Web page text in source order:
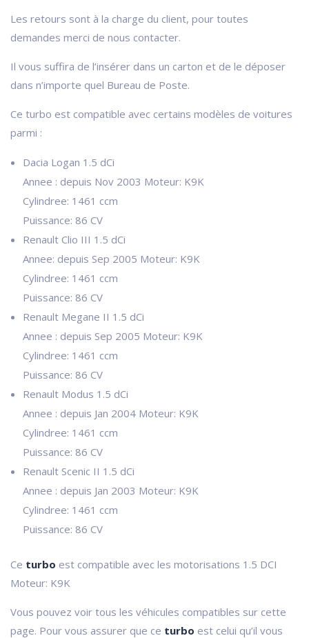
Les retours sont à la charge du client, pour toutes
demandes merci de nous contacter.
Il vous suffira de l’insérer dans un carton et de le déposer
dans n’importe quel Bureau de Poste.
Ce turbo est compatible avec certains modèles de voitures
parmi :
Dacia Logan 1.5 dCi
Annee : depuis Nov 2003 Moteur: K9K
Cylindree: 1461 ccm
Puissance: 86 CV
Renault Clio III 1.5 dCi
Annee: depuis Sep 2005 Moteur: K9K
Cylindree: 1461 ccm
Puissance: 86 CV
Renault Megane II 1.5 dCi
Annee : depuis Sep 2005 Moteur: K9K
Cylindree: 1461 ccm
Puissance: 86 CV
Renault Modus 1.5 dCi
Annee : depuis Jan 2004 Moteur: K9K
Cylindree: 1461 ccm
Puissance: 86 CV
Renault Scenic II 1.5 dCi
Annee : depuis Jan 2003 Moteur: K9K
Cylindree: 1461 ccm
Puissance: 86 CV
Ce turbo est compatible avec les motorisations 1.5 DCI
Moteur: K9K
Vous pouvez voir tous les véhicules compatibles sur cette
page. Pour vous assurer que ce turbo est celui qu’il vous